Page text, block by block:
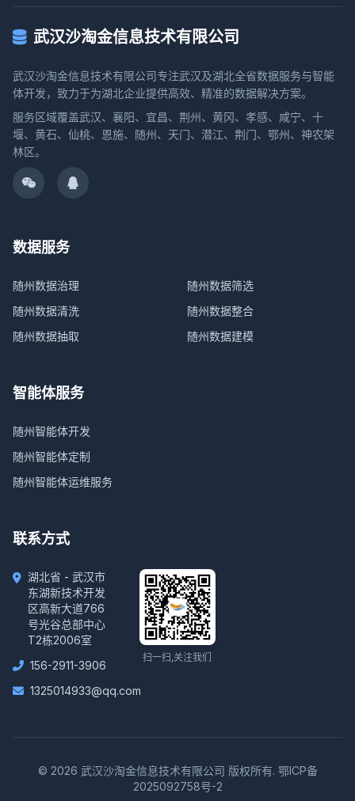
武汉沙淘金信息技术有限公司
武汉沙淘金信息技术有限公司专注武汉及湖北全省数据服务与智能
体开发，致力于为湖北企业提供高效、精准的数据解决方案。
服务区域覆盖武汉、襄阳、宜昌、荆州、黄冈、孝感、咸宁、十
堰、黄石、仙桃、恩施、随州、天门、潜江、荆门、鄂州、神农架
林区。
数据服务
随州数据治理
随州数据筛选
随州数据清洗
随州数据整合
随州数据抽取
随州数据建模
智能体服务
随州智能体开发
随州智能体定制
随州智能体运维服务
联系方式
湖北省 - 武汉市
东湖新技术开发
区高新大道766
号光谷总部中心
T2栋2006室
156-2911-3906
1325014933@qq.com
扫一扫,关注我们
© 2026 武汉沙淘金信息技术有限公司 版权所有. 鄂ICP备
2025092758号-2